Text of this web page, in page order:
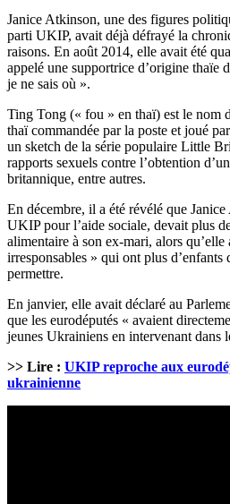
Janice Atkinson, une des figures
parti UKIP, avait déjà défrayé la
raisons. En août 2014, elle avait été
appelé une supportrice d’origine thaïe
je ne sais où ».
Ting Tong (« fou » en thaï) est le nom
thaï commandée par la poste et joué
un sketch de la série populaire Little
rapports sexuels contre l’obtention
britannique, entre autres.
En décembre, il a été révélé que
UKIP pour l’aide sociale, devait plus
alimentaire à son ex-mari, alors
irresponsables » qui ont plus d’enfants
permettre.
En janvier, elle avait déclaré au
que les eurodéputés « avaient
jeunes Ukrainiens en intervenant dans
>> Lire : UKIP reproche aux
ukrainienne